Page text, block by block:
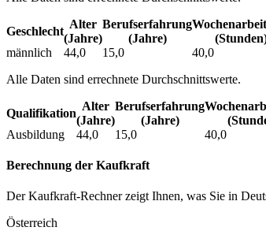
Geschlecht
Alter
(Jahre)
Berufs­erfahrung
(Jahre)
männlich
44,0 15,0 40,0
Alle Daten sind errechnete Durchschnittswerte.
Qualifikation
Alter
(Jahre)
Berufs­erfahrung
(Jahre)
Ausbildung
44,0 15,0 40,0
Berechnung der Kaufkraft
Der Kaufkraft-Rechner zeigt Ihnen, was Sie in
Österreich